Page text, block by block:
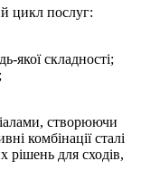
цикл послуг:
якої складності;
створюючи
комбінації сталі
рішень для сходів,